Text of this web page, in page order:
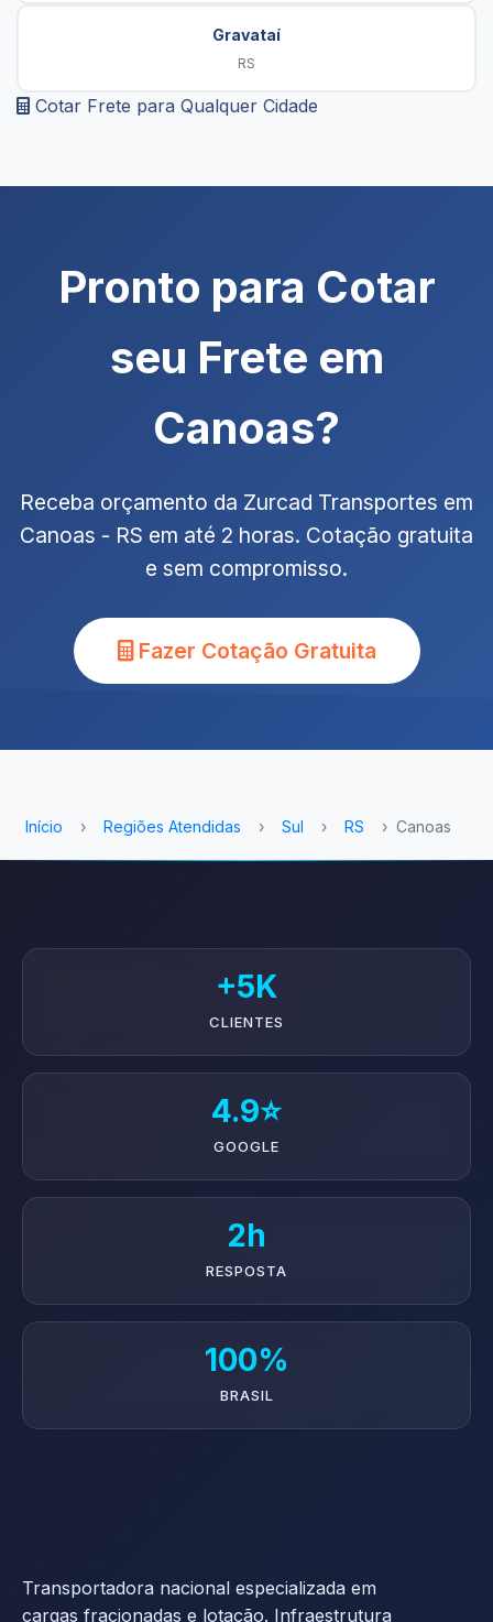
Gravataí
RS
Cotar Frete para Qualquer Cidade
Pronto para Cotar
seu Frete em
Canoas?
Receba orçamento da Zurcad Transportes em
Canoas - RS em até 2 horas. Cotação gratuita
e sem compromisso.
Fazer Cotação Gratuita
Início › Regiões Atendidas › Sul › RS › Canoas
+5K
CLIENTES
4.9⭐
GOOGLE
2h
RESPOSTA
100%
BRASIL
Transportadora nacional especializada em
cargas fracionadas e lotação. Infraestrutura